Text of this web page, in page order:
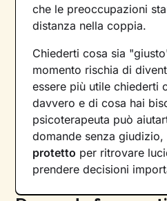
che le preoccupazioni
distanza nella coppia.
Chiederti cosa sia
momento rischia di
essere più utile chiederti
davvero e di cosa hai
psicoterapeuta può
domande senza
protetto per ritrovare
prendere decisioni